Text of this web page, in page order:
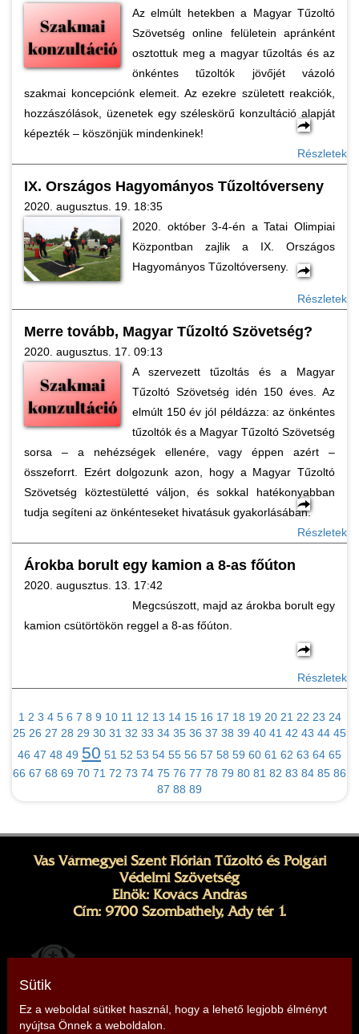
Az elmúlt hetekben a Magyar Tűzoltó
Szövetség online felületein apránként
osztottuk meg a magyar tűzoltás és az
önkéntes tűzoltók jövőjét vázoló
szakmai koncepciónk elemeit. Az ezekre született reakciók,
hozzászólások, üzenetek egy széleskörű konzultáció alapját
képezték – köszönjük mindenkinek!
Részletek
IX. Országos Hagyományos Tűzoltóverseny
2020. augusztus. 19. 18:35
2020. október 3-4-én a Tatai Olimpiai
Központban zajlik a IX. Országos
Hagyományos Tűzoltóverseny.
Részletek
Merre tovább, Magyar Tűzoltó Szövetség?
2020. augusztus. 17. 09:13
A szervezett tűzoltás és a Magyar
Tűzoltó Szövetség idén 150 éves. Az
elmúlt 150 év jól példázza: az önkéntes
tűzoltók és a Magyar Tűzoltó Szövetség
sorsa – a nehézségek ellenére, vagy éppen azért –
összeforrt. Ezért dolgozunk azon, hogy a Magyar Tűzoltó
Szövetség köztestületté váljon, és sokkal hatékonyabban
tudja segíteni az önkénteseket hivatásuk gyakorlásában.
Részletek
Árokba borult egy kamion a 8-as főúton
2020. augusztus. 13. 17:42
Megcsúszott, majd az árokba borult egy
kamion csütörtökön reggel a 8-as főúton.
Részletek
1 2 3 4 5 6 7 8 9 10 11 12 13 14 15 16 17 18 19 20 21 22 23 24
25 26 27 28 29 30 31 32 33 34 35 36 37 38 39 40 41 42 43 44 45
46 47 48 49 50 51 52 53 54 55 56 57 58 59 60 61 62 63 64 65
66 67 68 69 70 71 72 73 74 75 76 77 78 79 80 81 82 83 84 85 86
87 88 89
Vas Vármegyei Szent Flórián Tűzoltó és Polgári
Védelmi Szövetség
Elnök: Kovács András
Cím: 9700 Szombathely, Ady tér 1.
Sütik
Ez a weboldal sütiket használ, hogy a lehető legjobb élményt
nyújtsa Önnek a weboldalon.